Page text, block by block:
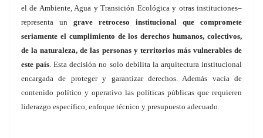
el de Ambiente, Agua y Transición Ecológica y otras instituciones–
representa un grave retroceso institucional que compromete
seriamente el cumplimiento de los derechos humanos, colectivos,
de la naturaleza, de las personas y territorios más vulnerables de
este país . Esta decisión no solo debilita la arquitectura institucional
encargada de proteger y garantizar derechos. Además vacía de
contenido político y operativo las políticas públicas que requieren
liderazgo específico, enfoque técnico y presupuesto adecuado.